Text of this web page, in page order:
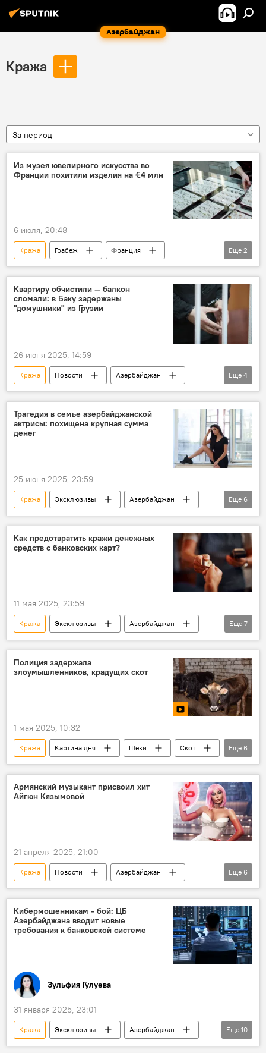
Азербайджан
Кража
За период
Из музея ювелирного искусства во
Франции похитили изделия на €4 млн
6 июля, 20:48
Кража Грабеж
Франция
Ограбление
Ювелирные изделия
Еще 2
Квартиру обчистили — балкон
сломали: в Баку задержаны
"домушники" из Грузии
26 июня 2025, 14:59
Кража Новости
Азербайджан
Общество
Криминал
МВД АР
Еще 4
Трагедия в семье азербайджанской
актрисы: похищена крупная сумма
денег
25 июня 2025, 23:59
Кража Эксклюзивы
Азербайджан
Происшествия в Азербайджане
Криминал
Крупная сумма средств
Актриса
Первин Абиева
Еще 6
Как предотвратить кражи денежных
средств с банковских карт?
11 мая 2025, 23:59
Кража Эксклюзивы
Азербайджан
Общество
Криминал
киберпреступления
Киберпреступность
Еще 7
Полиция задержала
злоумышленников, крадущих скот
1 мая 2025, 10:32
Кража Картина дня Шеки
Скот
Азербайджан
полиция
МВД
Еще 6
Армянский музыкант присвоил хит
Айгюн Кязымовой
21 апреля 2025, 21:00
Кража Новости
Азербайджан
Айгюн Кязымова
YouTube
Жалоба
армянский гармонист Торос Папоян
песня
азербайджанский певец и композитор Кязым Джан
Еще 6
Кибермошенникам - бой: ЦБ
Азербайджана вводит новые
требования к банковской системе
Зульфия Гулуева
31 января 2025, 23:01
Кража Эксклюзивы
Азербайджан
финансы
Общество
Киберугрозы
Еще 10